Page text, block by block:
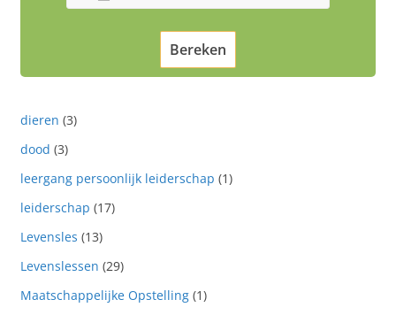
dieren (3)
dood (3)
leergang persoonlijk leiderschap (1)
leiderschap (17)
Levensles (13)
Levenslessen (29)
Maatschappelijke Opstelling(1)